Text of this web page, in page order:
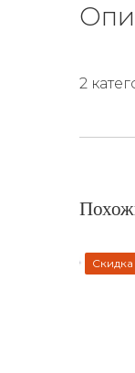
2
Скидка